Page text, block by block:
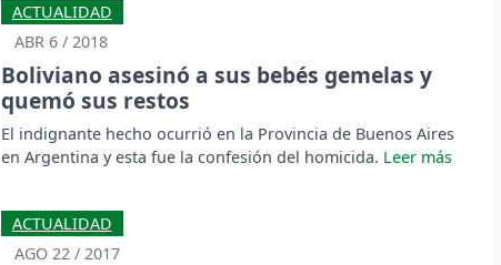
ACTUALIDAD
ABR 6 / 2018
Boliviano asesinó a sus bebés gemelas y
quemó sus restos
El indignante hecho ocurrió en la Provincia de Buenos Aires
en Argentina y esta fue la confesión del homicida.
ACTUALIDAD
AGO 22 / 2017